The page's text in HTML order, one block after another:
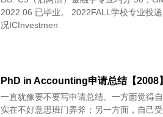
2022.06 已毕业。 2022FALL学校专业投
况ICInvestmen
PhD in Accounting申请总结【2008】
一直犹豫要不要写申请总结。一方面觉得
实在不好意思班门弄斧；另一方面，自己